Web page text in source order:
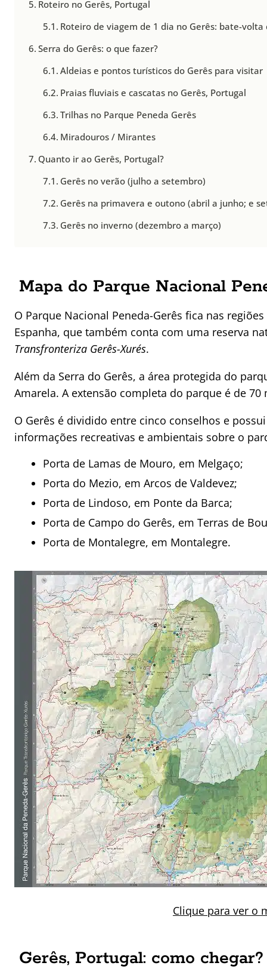
Roteiro no Gerês, Portugal
Roteiro de viagem de 1 dia no Gerês: bate-volta
Serra do Gerês: o que fazer?
Aldeias e pontos turísticos do Gerês para visitar
Praias fluviais e cascatas no Gerês, Portugal
Trilhas no Parque Peneda Gerês
Miradouros / Mirantes
Quanto ir ao Gerês, Portugal?
Gerês no verão (julho a setembro)
Gerês na primavera e outono (abril a junho; e
Gerês no inverno (dezembro a março)
Mapa do Parque Nacional
O Parque Nacional Peneda-Gerês fica nas
Espanha, que também conta com uma reserva
Transfronteriza Gerês-Xurés.
Além da Serra do Gerês, a área protegida do
Amarela. A extensão completa do parque é de 70
O Gerês é dividido entre cinco conselhos e
informações recreativas e ambientais sobre o
Porta de Lamas de Mouro, em Melgaço;
Porta do Mezio, em Arcos de Valdevez;
Porta de Lindoso, em Ponte da Barca;
Porta de Campo do Gerês, em Terras de
Porta de Montalegre, em Montalegre.
Clique para ver o
Gerês, Portugal: como chegar?